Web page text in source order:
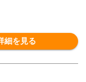
細を見る